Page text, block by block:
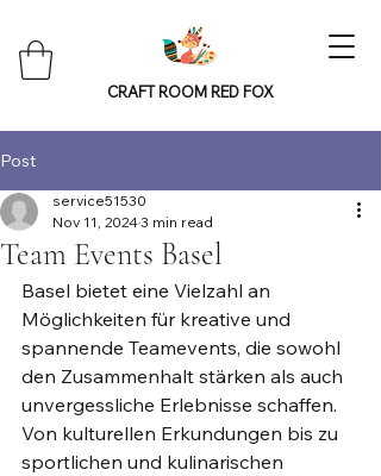
CRAFT ROOM RED FOX
Post
Team Events Basel
service51530
Nov 11, 20243 min read
Basel bietet eine Vielzahl an
Möglichkeiten für kreative und
spannende Teamevents, die sowohl
den Zusammenhalt stärken als auch
unvergessliche Erlebnisse schaffen.
Von kulturellen Erkundungen bis zu
sportlichen und kulinarischen